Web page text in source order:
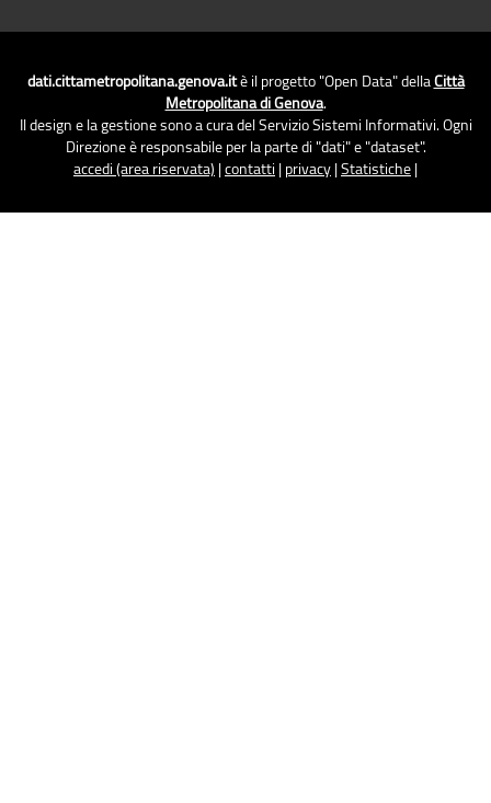
dati.cittametropolitana.genova.itè il progetto "Open Data" dellaCittà
Metropolitana di Genova.
Il design e la gestione sono a cura del Servizio Sistemi Informativi. Ogni
Direzione è responsabile per la parte di "dati" e "dataset".
accedi (area riservata) |contatti | privacy |Statistiche |